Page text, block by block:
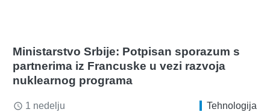
Ministarstvo Srbije: Potpisan sporazum s
partnerima iz Francuske u vezi razvoja
nuklearnog programa
access_time 1 nedelju Tehnologija